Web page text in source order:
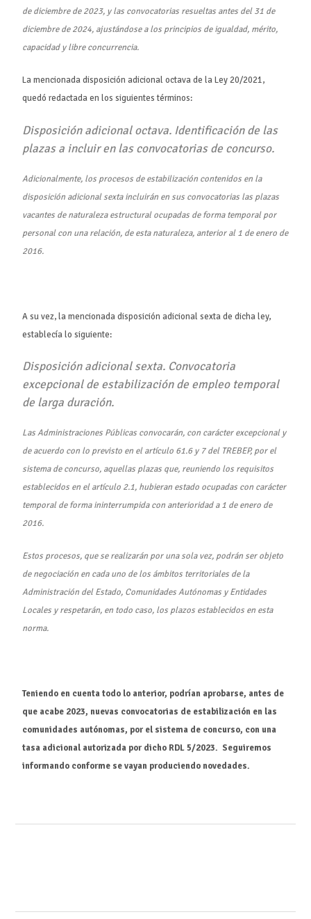
de diciembre de 2023, y las convocatorias resueltas antes del 31 de
diciembre de 2024, ajustándose a los principios de igualdad, mérito,
capacidad y libre concurrencia.
La mencionada disposición adicional octava de la Ley 20/2021,
quedó redactada en los siguientes términos:
Disposición adicional octava. Identificación de las
plazas a incluir en las convocatorias de concurso.
Adicionalmente, los procesos de estabilización contenidos en la
disposición adicional sexta incluirán en sus convocatorias las plazas
vacantes de naturaleza estructural ocupadas de forma temporal por
personal con una relación, de esta naturaleza, anterior al 1 de enero de
2016.
A su vez, la mencionada disposición adicional sexta de dicha ley,
establecía lo siguiente:
Disposición adicional sexta. Convocatoria
excepcional de estabilización de empleo temporal
de larga duración.
Las Administraciones Públicas convocarán, con carácter excepcional y
de acuerdo con lo previsto en el artículo 61.6 y 7 del TREBEP, por el
sistema de concurso, aquellas plazas que, reuniendo los requisitos
establecidos en el artículo 2.1, hubieran estado ocupadas con carácter
temporal de forma ininterrumpida con anterioridad a 1 de enero de
2016.
Estos procesos, que se realizarán por una sola vez, podrán ser objeto
de negociación en cada uno de los ámbitos territoriales de la
Administración del Estado, Comunidades Autónomas y Entidades
Locales y respetarán, en todo caso, los plazos establecidos en esta
norma.
Teniendo en cuenta todo lo anterior, podrían aprobarse, antes de
que acabe 2023, nuevas convocatorias de estabilización en las
comunidades autónomas, por el sistema de concurso, con una
tasa adicional autorizada por dicho RDL 5/2023. Seguiremos
informando conforme se vayan produciendo novedades.